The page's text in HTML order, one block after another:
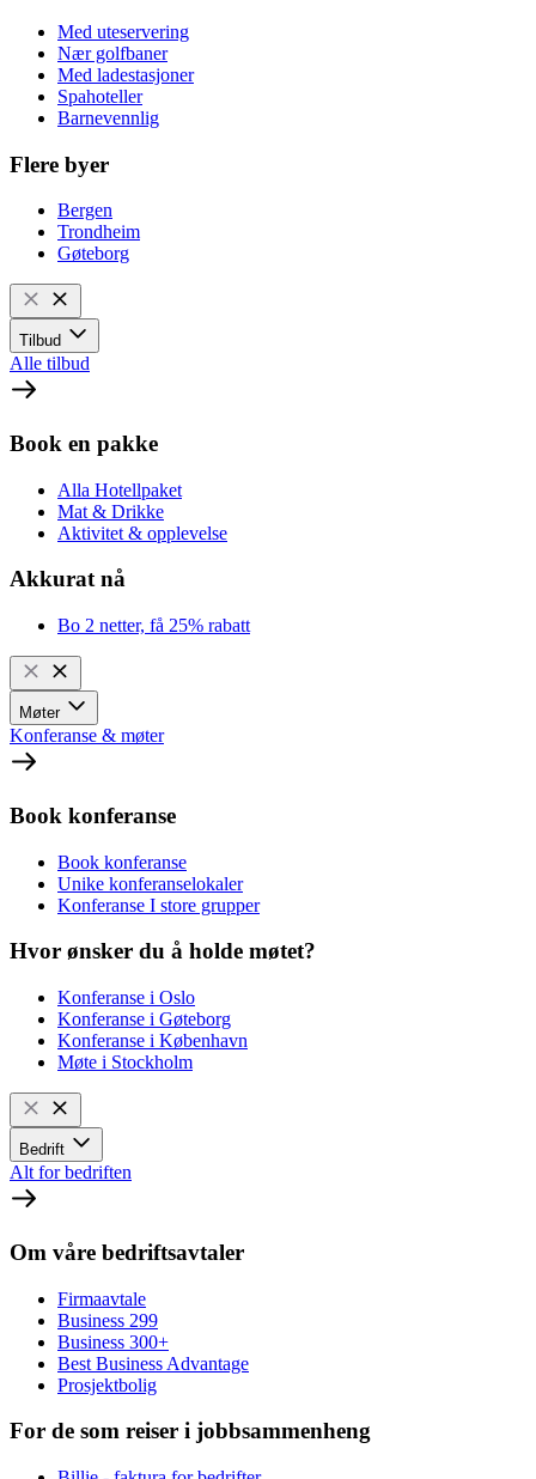
Med uteservering
Nær golfbaner
Med ladestasjoner
Spahoteller
Barnevennlig
Flere byer
Bergen
Trondheim
Gøteborg
Tilbud
Alle tilbud
Book en pakke
Alla Hotellpaket
Mat & Drikke
Aktivitet & opplevelse
Akkurat nå
Bo 2 netter, få 25% rabatt
Møter
Konferanse & møter
Book konferanse
Book konferanse
Unike konferanselokaler
Konferanse I store grupper
Hvor ønsker du å holde møtet?
Konferanse i Oslo
Konferanse i Gøteborg
Konferanse i København
Møte i Stockholm
Bedrift
Alt for bedriften
Om våre bedriftsavtaler
Firmaavtale
Business 299
Business 300+
Best Business Advantage
Prosjektbolig
For de som reiser i jobbsammenheng